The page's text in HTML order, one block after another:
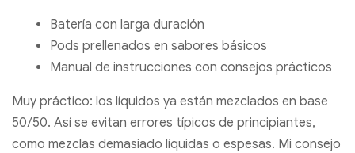
Batería con larga duración
Pods prellenados en sabores básicos
Manual de instrucciones con consejos prácticos
Muy práctico: los líquidos ya están mezclados en base
50/50. Así se evitan errores típicos de principiantes,
como mezclas demasiado líquidas o espesas. Mi consejo